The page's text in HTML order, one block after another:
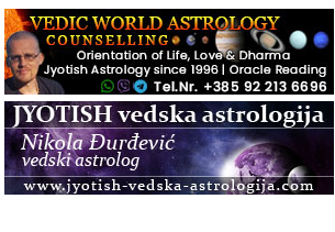
20.08.
Online
Radionica: Pomagači iz drugih dimenzija Online –
otvoreno za sve
21.08.
Zagreb+Online
Osnovni ThetaHealing® tečaj, Zagreb i Online
22.08.
Pula